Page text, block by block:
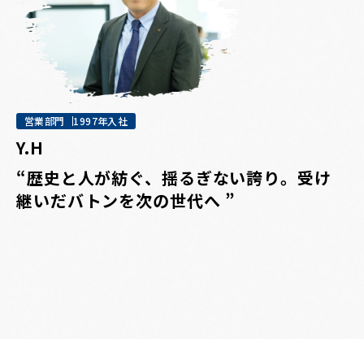
営業部門 1997年入社
Y.H
“歴史と人が紡ぐ、揺るぎない誇り。受け
継いだバトンを次の世代へ ”